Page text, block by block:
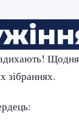
зібраннях.